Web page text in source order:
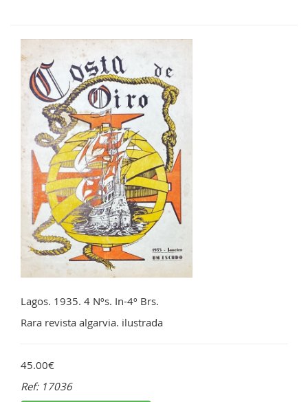
Lagos. 1935. 4 Nºs. In-4º Brs.
Rara revista algarvia. ilustrada
45.00€
Ref: 17036